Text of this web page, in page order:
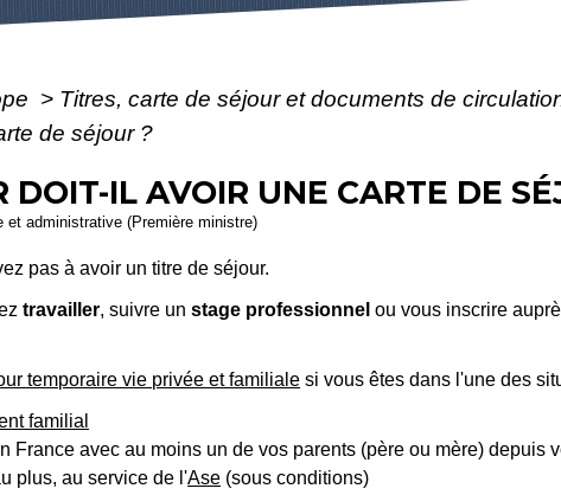
> Titres, carte de séjour et documents de
de séjour ?
IL AVOIR UNE CARTE DE
et administrative (Première ministre)
pas à avoir un titre de séjour.
travailler, suivre unstage professionnel ou vous inscrire
temporaire vie privée et familiale si vous êtes dans l'une des
familial
France avec au moins un de vos parents (père ou mère) depuis
plus, au service de l'Ase (sous conditions)